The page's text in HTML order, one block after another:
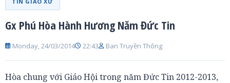
Gx Phú Hòa Hành Hương Năm Đức Tin
Monday, 24/03/2014 22:43 Ban Truyền Thông
Hòa chung với Giáo Hội trong năm Đức Tin 2012-2013,